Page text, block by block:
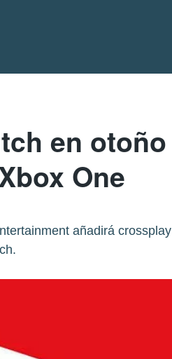
en otoño
One
añadirá crossplay